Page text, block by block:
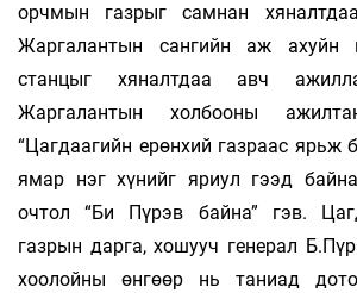
орчмын газрыг самнан
Жаргалантын сангийн аж ахуйн
станцыг хяналтдаа авч
Жаргалантын холбооны
“Цагдаагийн ерөнхий газраас ярьж
ямар нэг хүнийг яриул гээд
очтол “Би Пүрэв байна” гэв.
газрын дарга, хошууч генерал
хоолойны өнгөөр нь таниад